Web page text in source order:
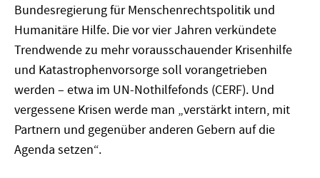
Bundesregierung für Menschenrechtspolitik und
Humanitäre Hilfe. Die vor vier Jahren verkündete
Trendwende zu mehr vorausschauender Krisenhilfe
und Katastrophenvorsorge soll vorangetrieben
werden – etwa im UN-Nothilfefonds (CERF). Und
vergessene Krisen werde man „verstärkt intern, mit
Partnern und gegenüber anderen Gebern auf die
Agenda setzen“.